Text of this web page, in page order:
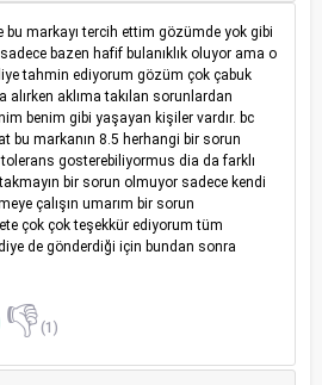
bu markayı tercih ettim gözümde yok gibi
bazen hafif bulanıklık oluyor ama o
tahmin ediyorum gözüm çok çabuk
alırken aklıma takılan sorunlardan
benim gibi yaşayan kişiler vardır. bc
bu markanın 8.5 herhangi bir sorun
gosterebiliyormus dia da farklı
bir sorun olmuyor sadece kendi
çalışın umarım bir sorun
çok çok teşekkür ediyorum tüm
de gönderdiği için bundan sonra
👎(1)